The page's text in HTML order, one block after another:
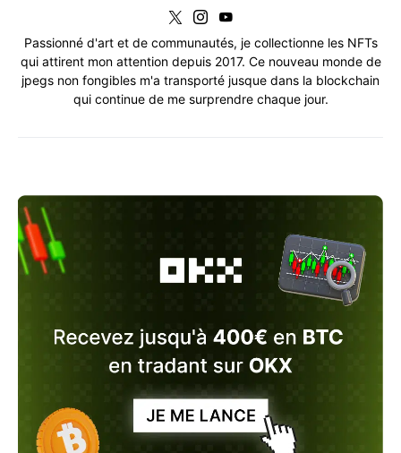
Passionné d'art et de communautés, je collectionne les NFTs
qui attirent mon attention depuis 2017. Ce nouveau monde de
jpegs non fongibles m'a transporté jusque dans la blockchain
qui continue de me surprendre chaque jour.